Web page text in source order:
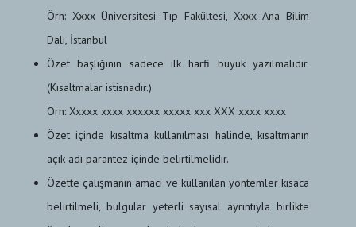
Örn: Xxxx Üniversitesi Tıp Fakültesi, Xxxx Ana Bilim
Dalı, İstanbul
Özet başlığının sadece ilk harfi büyük yazılmalıdır.
(Kısaltmalar istisnadır.)
Örn: Xxxxx xxxx xxxxxx xxxxx xxx XXX xxxx xxxx
Özet içinde kısaltma kullanılması halinde, kısaltmanın
açık adı parantez içinde belirtilmelidir.
Özette çalışmanın amacı ve kullanılan yöntemler kısaca
belirtilmeli, bulgular yeterli sayısal ayrıntıyla birlikte